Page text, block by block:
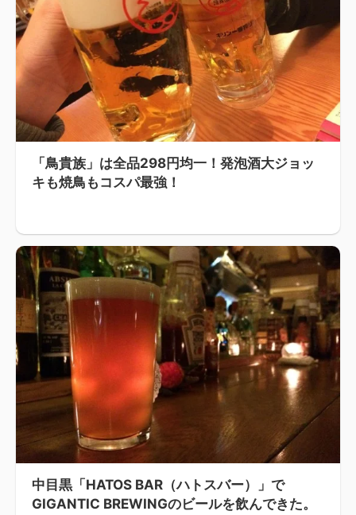
「鳥貴族」は全品298円均一！発泡酒大ジョッ
キも焼鳥もコスパ最強！
中目黒「HATOS BAR（ハトスバー）」で
GIGANTIC BREWINGのビールを飲んできた。